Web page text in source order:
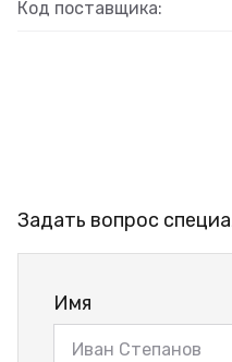
Код поставщика:
Задать вопрос
Имя